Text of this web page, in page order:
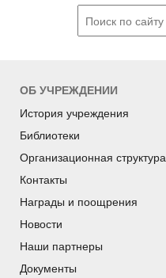
ОБ УЧРЕЖДЕНИИ
История учреждения
Библиотеки
Организационная структура
Контакты
Награды и поощрения
Новости
Наши партнеры
Документы